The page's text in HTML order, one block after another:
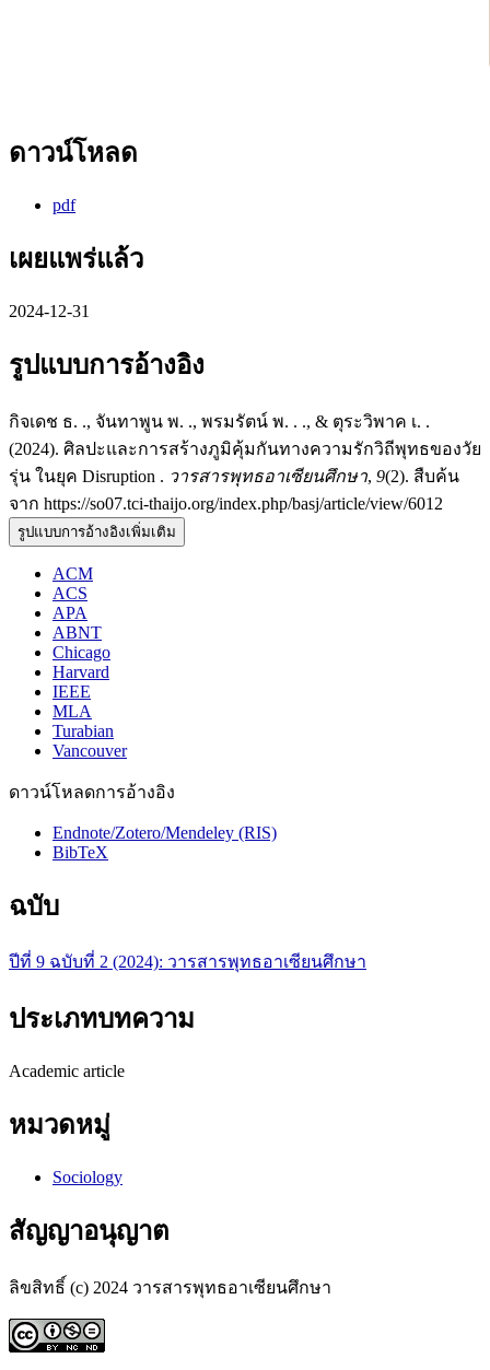
ดาวน์โหลด
pdf
เผยแพร่แล้ว
2024-12-31
รูปแบบการอ้างอิง
กิจเดช ธ. ., จันทาพูน พ. ., พรมรัตน์ พ. . ., & ตุระวิพาค เ. .
(2024). ศิลปะและการสร้างภูมิคุ้มกันทางความรักวิถีพุทธของวัย
รุ่น ในยุค Disruption . วารสารพุทธอาเซียนศึกษา, 9(2). สืบค้น
จาก https://so07.tci-thaijo.org/index.php/basj/article/view/6012
รูปแบบการอ้างอิงเพิ่มเติม
ACM
ACS
APA
ABNT
Chicago
Harvard
IEEE
MLA
Turabian
Vancouver
ดาวน์โหลดการอ้างอิง
Endnote/Zotero/Mendeley (RIS)
BibTeX
ฉบับ
ปีที่ 9 ฉบับที่ 2 (2024): วารสารพุทธอาเซียนศึกษา
ประเภทบทความ
Academic article
หมวดหมู่
Sociology
สัญญาอนุญาต
ลิขสิทธิ์ (c) 2024 วารสารพุทธอาเซียนศึกษา